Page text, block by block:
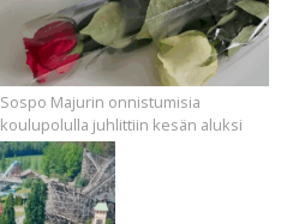
Sospo Majurin onnistumisia
koulupolulla juhlittiin kesän aluksi